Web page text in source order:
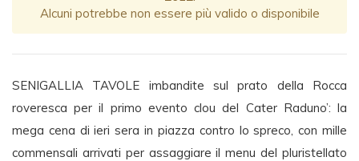
Alcuni potrebbe non essere più valido o disponibile
SENIGALLIA TAVOLE imbandite sul prato della Rocca
roveresca per il primo evento clou del Cater Raduno’: la
mega cena di ieri sera in piazza contro lo spreco, con mille
commensali arrivati per assaggiare il menu del pluristellato